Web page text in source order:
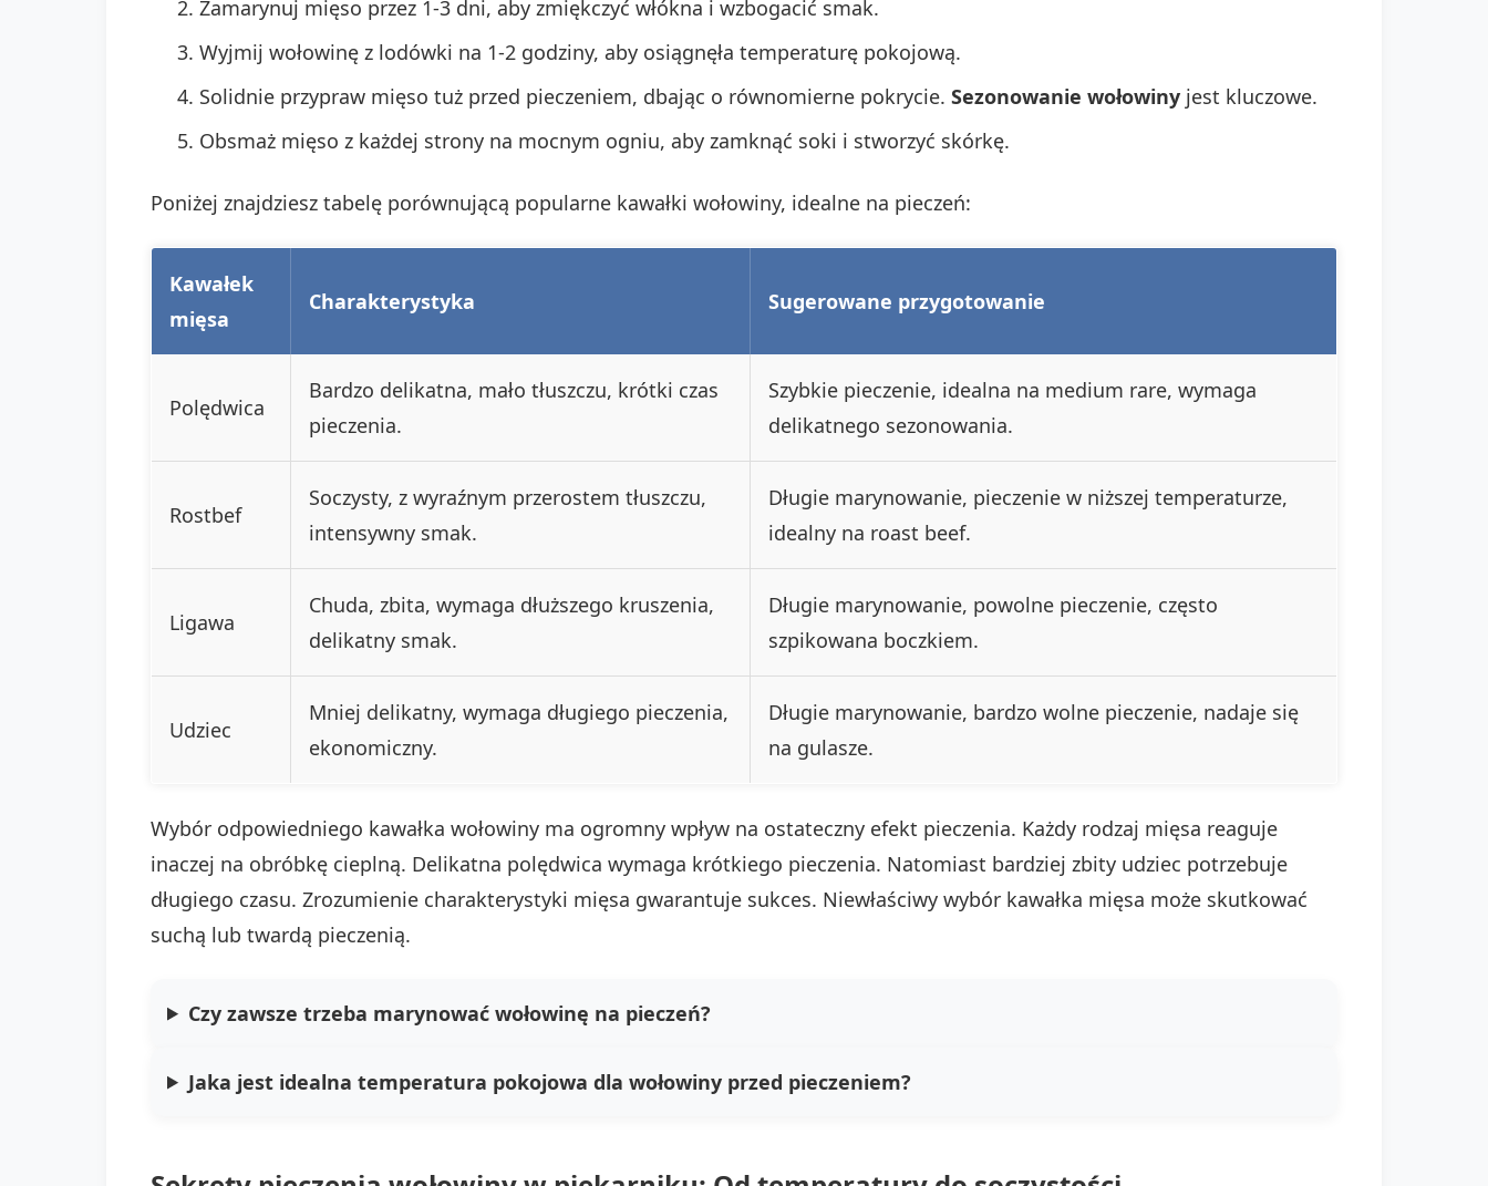
Zamarynuj mięso przez 1-3 dni, aby zmiękczyć włókna i wzbogacić smak.
Wyjmij wołowinę z lodówki na 1-2 godziny, aby osiągnęła temperaturę pokojową.
Solidnie przypraw mięso tuż przed pieczeniem, dbając o równomierne pokrycie. Sezonowanie wołowiny jest kluczowe.
Obsmaż mięso z każdej strony na mocnym ogniu, aby zamknąć soki i stworzyć skórkę.
Poniżej znajdziesz tabelę porównującą popularne kawałki wołowiny, idealne na pieczeń:
Kawałek
mięsa
Charakterystyka Sugerowane przygotowanie
Polędwica
Bardzo delikatna, mało tłuszczu, krótki czas
pieczenia.
Szybkie pieczenie, idealna na medium rare, wymaga
delikatnego sezonowania.
Rostbef
Soczysty, z wyraźnym przerostem tłuszczu,
intensywny smak.
Długie marynowanie, pieczenie w niższej temperaturze,
idealny na roast beef.
Ligawa
Chuda, zbita, wymaga dłuższego kruszenia,
delikatny smak.
Długie marynowanie, powolne pieczenie, często
szpikowana boczkiem.
Udziec
Mniej delikatny, wymaga długiego pieczenia,
ekonomiczny.
Długie marynowanie, bardzo wolne pieczenie, nadaje się
na gulasze.
Wybór odpowiedniego kawałka wołowiny ma ogromny wpływ na ostateczny efekt pieczenia. Każdy rodzaj mięsa reaguje
inaczej na obróbkę cieplną. Delikatna polędwica wymaga krótkiego pieczenia. Natomiast bardziej zbity udziec potrzebuje
długiego czasu. Zrozumienie charakterystyki mięsa gwarantuje sukces. Niewłaściwy wybór kawałka mięsa może skutkować
suchą lub twardą pieczenią.
Czy zawsze trzeba marynować wołowinę na pieczeń?
Jaka jest idealna temperatura pokojowa dla wołowiny przed pieczeniem?